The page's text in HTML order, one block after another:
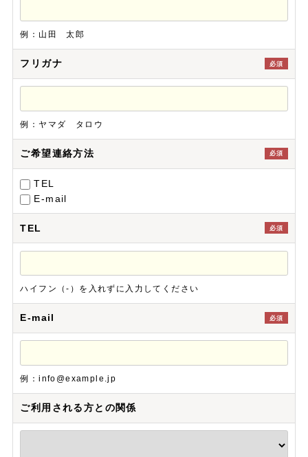
例：山田 太郎
フリガナ 必須
例：ヤマダ タロウ
ご希望連絡方法 必須
TEL
E-mail
TEL 必須
ハイフン（-）を入れずに入力してください
E-mail 必須
例：info@example.jp
ご利用される方との関係